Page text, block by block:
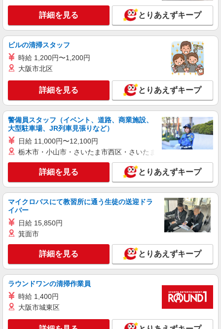
詳細を見る とりあえずキープ
ビルの清掃スタッフ
時給 1,200円〜1,200円
大阪市北区
詳細を見る とりあえずキープ
警備員スタッフ（イベント、道路、商業施設、
大型駐車場、JR列車見張りなど）
日給 11,000円〜12,100円
栃木市・小山市・さいたま市西区・さいたま市岩槻区・久喜市・
詳細を見る とりあえずキープ
マイクロバスにて教習所に通う生徒の送迎ドラ
イバー
日給 15,850円
箕面市
詳細を見る とりあえずキープ
ラウンドワンの清掃作業員
時給 1,400円
大阪市城東区